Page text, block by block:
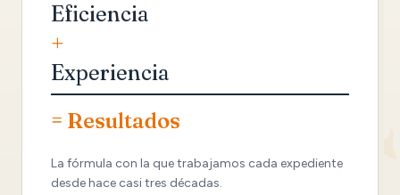
Eficiencia
+
Experiencia
= Resultados
La fórmula con la que trabajamos cada expediente
desde hace casi tres décadas.